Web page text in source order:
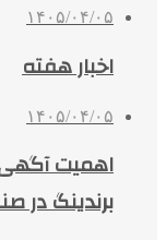
۱۴۰۵/۰۴/۰۵
اخبار هفته
۱۴۰۵/۰۴/۰۵
اهمیت
برندینگ در